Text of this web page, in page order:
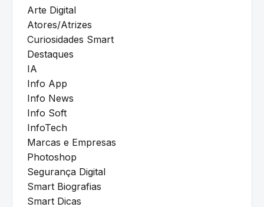
Arte Digital
Atores/Atrizes
Curiosidades Smart
Destaques
IA
Info App
Info News
Info Soft
InfoTech
Marcas e Empresas
Photoshop
Segurança Digital
Smart Biografias
Smart Dicas